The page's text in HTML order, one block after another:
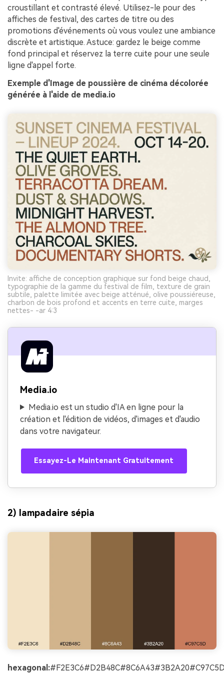
croustillant et contrasté élevé. Utilisez-le pour des
affiches de festival, des cartes de titre ou des
promotions d'événements où vous voulez une ambiance
discrète et artistique. Astuce: gardez le beige comme
fond principal et réservez la terre cuite pour une seule
ligne d'appel forte.
Exemple d'Image de poussière de cinéma décolorée
générée à l'aide de media.io
Invite: affiche de conception graphique sur fond beige chaud,
typographie de la gamme du festival de film, texture de grain
subtile, palette limitée avec beige atténué, olive poussiéreuse,
charbon de bois profond et accents en terre cuite, marges
nettes- -ar 4:3
Media.io
Media.io est un studio d'IA en ligne pour la
création et l'édition de vidéos, d'images et d'audio
dans votre navigateur.
Essayez-Le Maintenant Gratuitement
2) lampadaire sépia
hexagonal: